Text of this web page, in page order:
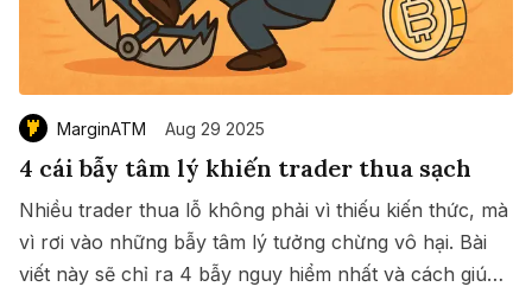
MarginATM Aug 29 2025
4 cái bẫy tâm lý khiến trader thua sạch
Nhiều trader thua lỗ không phải vì thiếu kiến thức, mà
vì rơi vào những bẫy tâm lý tưởng chừng vô hại. Bài
viết này sẽ chỉ ra 4 bẫy nguy hiểm nhất và cách giúp
SaveCopy link